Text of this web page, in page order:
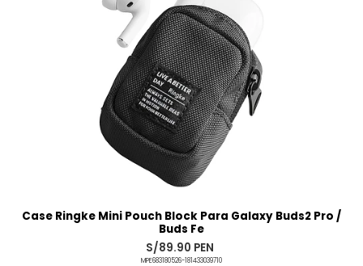
Case Ringke Mini Pouch Block Para Galaxy Buds2 Pro /
Buds Fe
S/89.90 PEN
MPE683180526-181433039710